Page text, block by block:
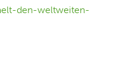
den-weltweiten-